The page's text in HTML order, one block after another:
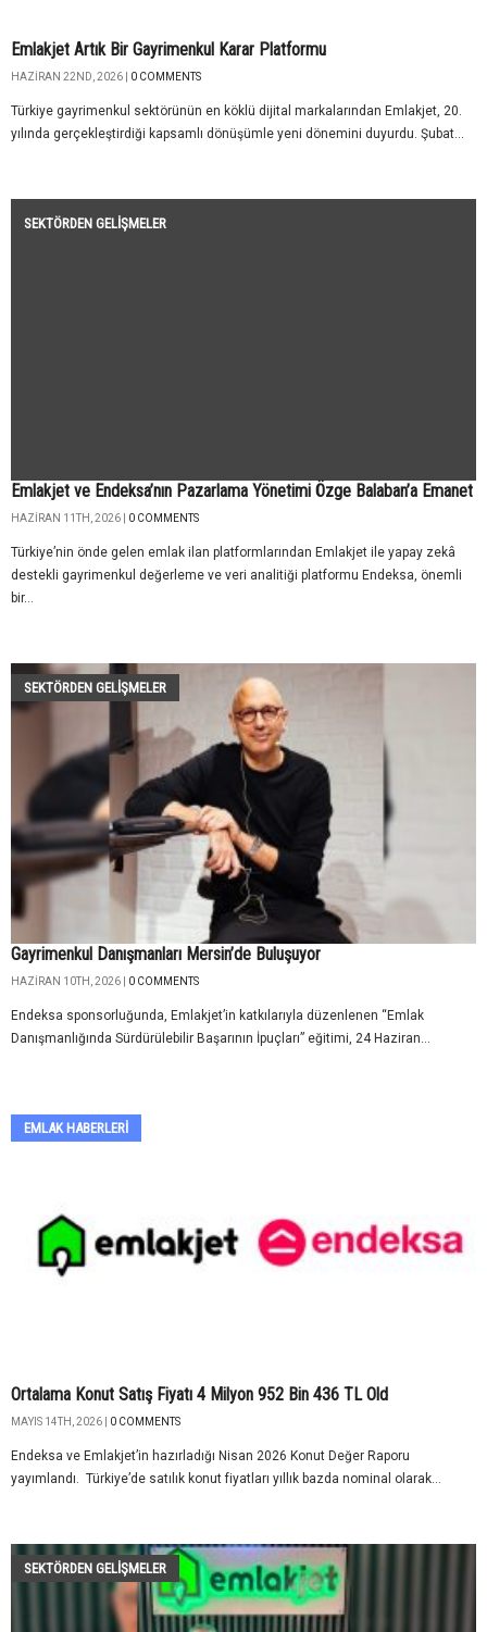
Emlakjet Artık Bir Gayrimenkul Karar Platformu
HAZIRAN 22ND, 2026 | 0 COMMENTS
Türkiye gayrimenkul sektörünün en köklü dijital markalarından Emlakjet, 20.
yılında gerçekleştirdiği kapsamlı dönüşümle yeni dönemini duyurdu. Şubat...
SEKTÖRDEN GELIŞMELER
Emlakjet ve Endeksa’nın Pazarlama Yönetimi Özge Balaban’a Emanet
HAZIRAN 11TH, 2026 | 0 COMMENTS
Türkiye’nin önde gelen emlak ilan platformlarından Emlakjet ile yapay zekâ
destekli gayrimenkul değerleme ve veri analitiği platformu Endeksa, önemli
bir...
SEKTÖRDEN GELIŞMELER
Gayrimenkul Danışmanları Mersin’de Buluşuyor
HAZIRAN 10TH, 2026 | 0 COMMENTS
Endeksa sponsorluğunda, Emlakjet’in katkılarıyla düzenlenen “Emlak
Danışmanlığında Sürdürülebilir Başarının İpuçları” eğitimi, 24 Haziran...
EMLAK HABERLERI
Ortalama Konut Satış Fiyatı 4 Milyon 952 Bin 436 TL Old
MAYIS 14TH, 2026 | 0 COMMENTS
Endeksa ve Emlakjet’in hazırladığı Nisan 2026 Konut Değer Raporu
yayımlandı. Türkiye’de satılık konut fiyatları yıllık bazda nominal olarak...
SEKTÖRDEN GELIŞMELER